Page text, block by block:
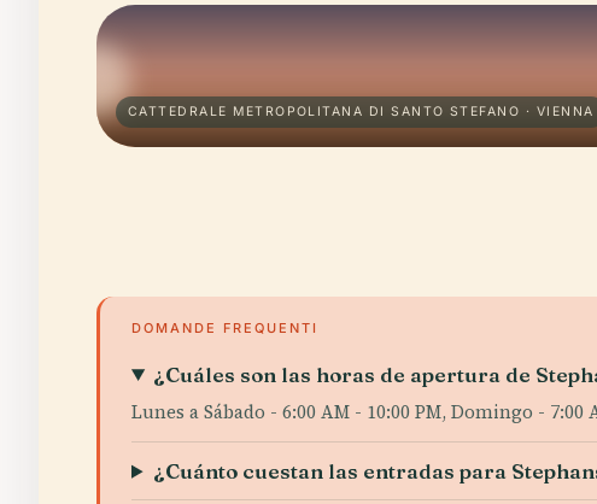
CATTEDRALE METROPOLITANA DI SANTO STEFANO · VIENNA
DOMANDE FREQUENTI
¿Cuáles son las horas de apertura de
Lunes a Sábado - 6:00 AM - 10:00 PM, Domingo - 7:00
¿Cuánto cuestan las entradas para